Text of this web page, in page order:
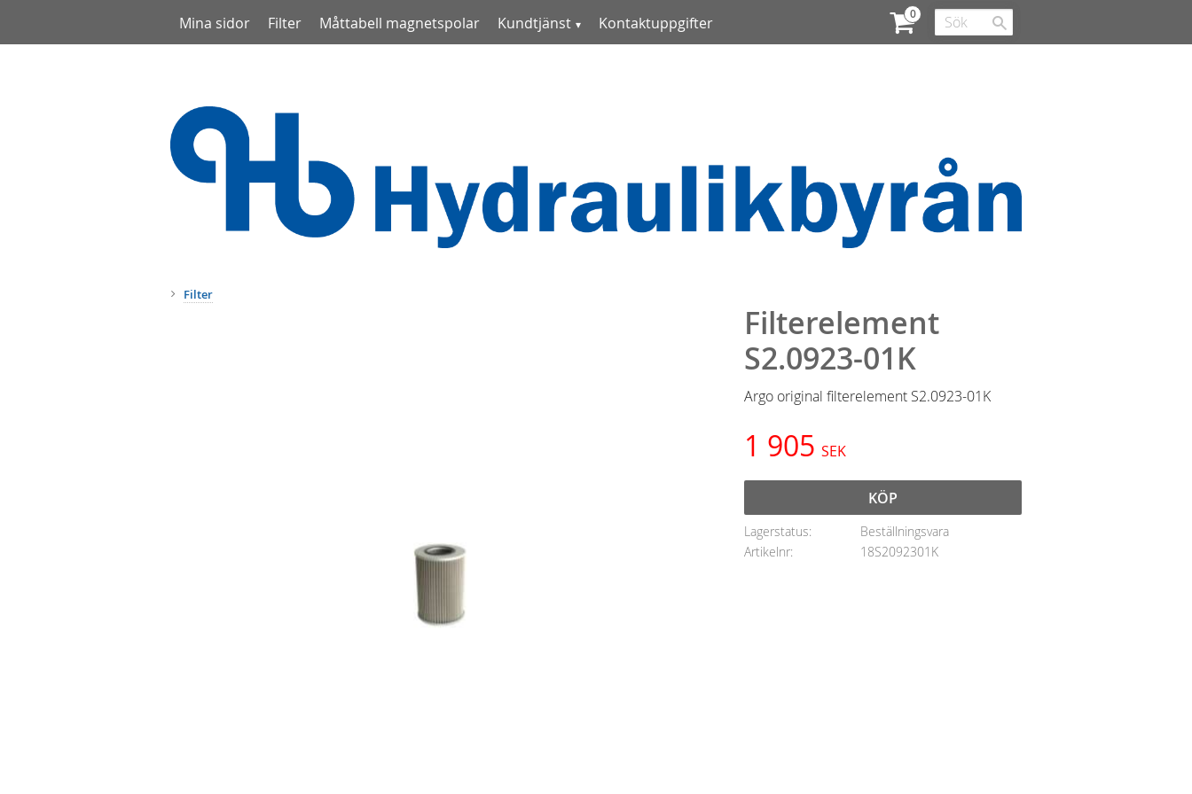
Mina sidor Filter Måttabell magnetspolar Kundtjänst Kontaktuppgifter
Filter
Filterelement
S2.0923-01K
Argo original filterelement S2.0923-01K
1 905 SEK
KÖP
Lagerstatus
Beställningsvara
Artikelnr
18S2092301K